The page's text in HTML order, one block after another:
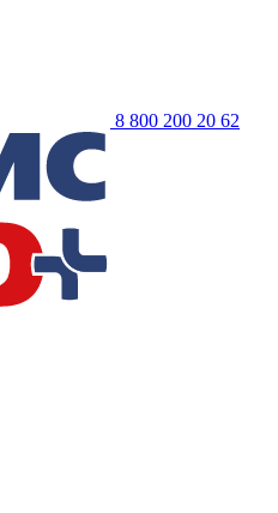
8 800 200 20 62